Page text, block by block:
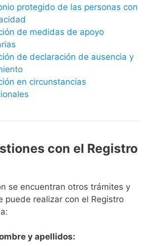
protegido de las personas con
de medidas de apoyo
de declaración de ausencia y
en circunstancias
con el Registro
se encuentran otros trámites y
puede realizar con el Registro
y apellidos: